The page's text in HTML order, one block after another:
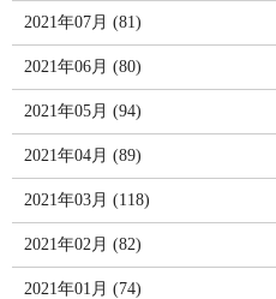
2021年07月 (81)
2021年06月 (80)
2021年05月 (94)
2021年04月 (89)
2021年03月 (118)
2021年02月 (82)
2021年01月 (74)